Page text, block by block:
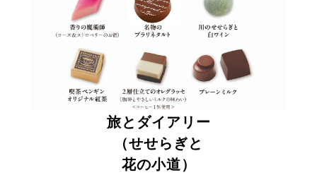
旅とダイアリー
（せせらぎと
花の小道）